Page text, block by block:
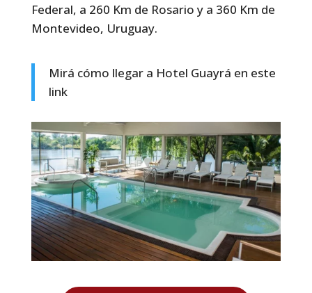
Federal, a 260 Km de Rosario y a 360 Km de
Montevideo, Uruguay.
Mirá cómo llegar a Hotel Guayrá en este
link